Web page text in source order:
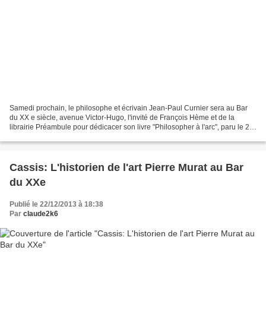
Samedi prochain, le philosophe et écrivain Jean-Paul Curnier sera au Bar
du XX e siècle, avenue Victor-Hugo, l'invité de François Hème et de la
librairie Préambule pour dédicacer son livre "Philosopher à l'arc", paru le 28
Cassis: L'historien de l'art Pierre Murat au Bar
du XXe
Publié le 22/12/2013 à 18:38
Par claude2k6